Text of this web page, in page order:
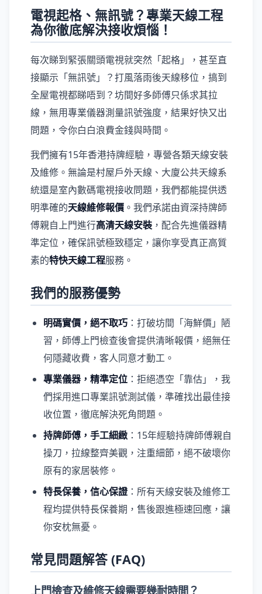
電視起格、無訊號？專業天線工程
為你徹底解決接收煩惱！
每次睇到緊張關頭電視就突然「起格」，甚至直
接顯示「無訊號」？打風落雨後天線移位，搞到
全屋電視都睇唔到？坊間好多師傅只係求其拉
線，無用專業儀器測量訊號強度，結果好快又出
問題，令你白白浪費金錢與時間。
我們擁有15年香港持牌經驗，專營各類天線安裝
及維修。無論是村屋戶外天線、大廈公共天線系
統還是室內數碼電視接收問題，我們都能提供透
明準確的天線維修報價 。我們承諾由資深持牌師
傅親自上門進行高清天線安裝 ，配合先進儀器精
準定位，確保訊號極致穩定，讓你享受真正高質
素的特快天線工程服務。
我們的服務優勢
明碼實價，絕不取巧 ：打破坊間「海鮮價」陋
習，師傅上門檢查後會提供清晰報價，絕無任
何隱藏收費，客人同意才動工。
專業儀器，精準定位 ：拒絕憑空「靠估」，我
們採用進口專業訊號測試儀，準確找出最佳接
收位置，徹底解決死角問題。
持牌師傅，手工細緻 ：15年經驗持牌師傅親自
操刀，拉線整齊美觀，注重細節，絕不破壞你
原有的家居裝修。
特長保養，信心保證 ：所有天線安裝及維修工
程均提供特長保養期，售後跟進極速回應，讓
你安枕無憂。
常見問題解答 (FAQ)
上門檢查及維修天線需要幾耐時間？